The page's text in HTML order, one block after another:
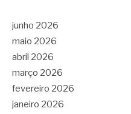
junho 2026
maio 2026
abril 2026
março 2026
fevereiro 2026
janeiro 2026